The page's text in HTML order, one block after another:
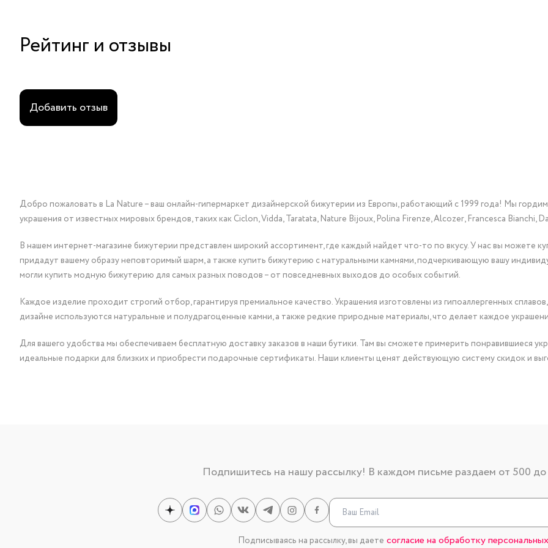
Рейтинг и отзывы
Добавить отзыв
Добро пожаловать в La Nature – ваш онлайн-гипермаркет дизайнерской бижутерии из Европы, работающий с 1999 года! Мы
украшения от известных мировых брендов, таких как Ciclon, Vidda, Taratata, Nature Bijoux, Polina Firenze, Alcozer, Francesca Bianchi,
В нашем интернет-магазине бижутерии представлен широкий ассортимент, где каждый найдет что-то по вкусу. У нас вы можете
придадут вашему образу неповторимый шарм, а также купить бижутерию с натуральными камнями, подчеркивающую вашу
могли купить модную бижутерию для самых разных поводов – от повседневных выходов до особых событий.
Каждое изделие проходит строгий отбор, гарантируя премиальное качество. Украшения изготовлены из гипоаллергенных
дизайне используются натуральные и полудрагоценные камни, а также редкие природные материалы, что делает каждое
Для вашего удобства мы обеспечиваем бесплатную доставку заказов в наши бутики. Там вы сможете примерить понравившиеся
идеальные подарки для близких и приобрести подарочные сертификаты. Наши клиенты ценят действующую систему скидок и
Подпишитесь на нашу рассылку! В каждом письме раздаем от 500
Подписываясь на рассылку, вы даете согласие на обработку